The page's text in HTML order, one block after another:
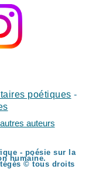
poétiques -
auteurs
- poésie sur la
humaine.
© tous droits